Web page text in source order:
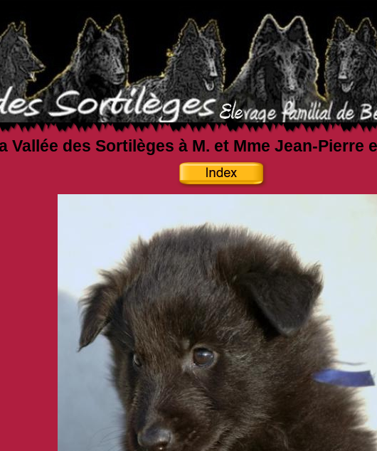
Vallée des Sortilèges à M. et Mme Jean-Pierre